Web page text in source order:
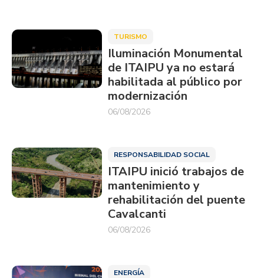
TURISMO
Iluminación Monumental
de ITAIPU ya no estará
habilitada al público por
modernización
06/08/2026
RESPONSABILIDAD SOCIAL
ITAIPU inició trabajos de
mantenimiento y
rehabilitación del puente
Cavalcanti
06/08/2026
ENERGÍA